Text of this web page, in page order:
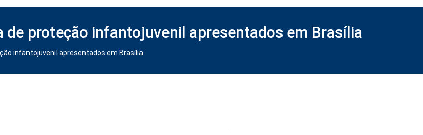
de proteção infantojuvenil apresentados em Brasília
infantojuvenil apresentados em Brasília